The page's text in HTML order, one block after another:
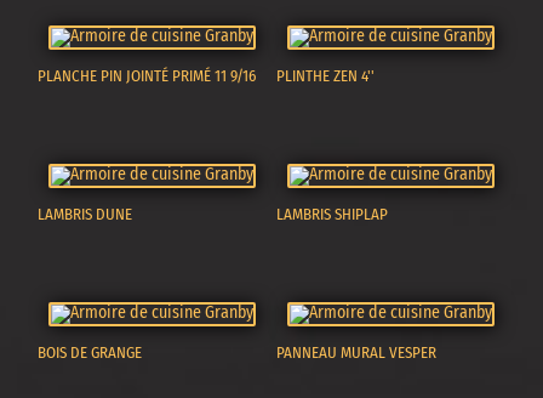
PLANCHE PIN JOINTÉ PRIMÉ 11 9/16 PLINTHE ZEN 4''
LAMBRIS DUNE LAMBRIS SHIPLAP
BOIS DE GRANGE PANNEAU MURAL VESPER